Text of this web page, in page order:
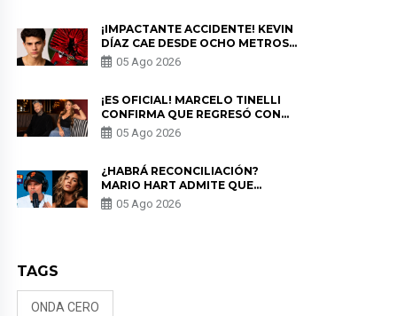
¡IMPACTANTE ACCIDENTE! KEVIN
DÍAZ CAE DESDE OCHO METROS
EN “ESTO ES GUERRA” Y GENERA
PREOCUPACIÓN
05 Ago 2026
¡ES OFICIAL! MARCELO TINELLI
CONFIRMA QUE REGRESÓ CON
MILETT FIGUEROA: “EL AMOR
PUDO MÁS”
05 Ago 2026
¿HABRÁ RECONCILIACIÓN?
MARIO HART ADMITE QUE
PODRÍA VOLVER CON KORINA
RIVADENEIRA: “NO LE CERRARÍA
05 Ago 2026
TAGS
ONDA CERO